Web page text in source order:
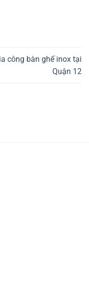
công bàn ghế inox tại
Quận 12